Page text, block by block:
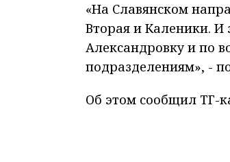
«На Славянском
Вторая и Каленики. И
Александровку и по
подразделениям», -
Об этом сообщил ТГ-